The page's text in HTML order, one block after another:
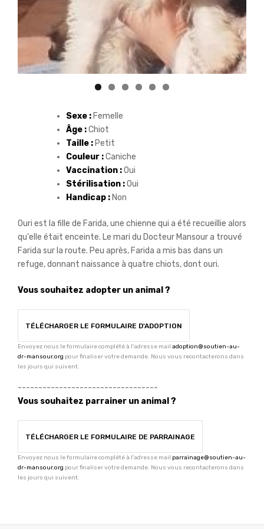
Sexe : Femelle
Âge :Chiot
Taille : Petit
Couleur :Caniche
Vaccination :Oui
Stérilisation :Oui
Handicap : Non
Ouri est la fille de Farida, une chienne qui a été recueillie alors
qu'elle était enceinte. Le mari du Docteur Mansour a trouvé
Farida sur la route. Peu après, Farida a mis bas dans un
refuge, donnant naissance à quatre chiots, dont ouri.
Vous souhaitez adopter un animal ?
TÉLÉCHARGER LE FORMULAIRE D'ADOPTION
Envoyez nous le formulaire complété à l'adresse mail adoption@soutien-au-
dr-mansour.org pour finaliser votre demande. Nous vous recontacterons dans
les jours qui suivent.
----------------------------------
Vous souhaitez parrainer un animal ?
TÉLÉCHARGER LE FORMULAIRE DE PARRAINAGE
Envoyez nous le formulaire complété à l'adresse mail parrainage@soutien-au-
dr-mansour.org pour finaliser votre demande. Nous vous recontacterons dans
les jours qui suivent.